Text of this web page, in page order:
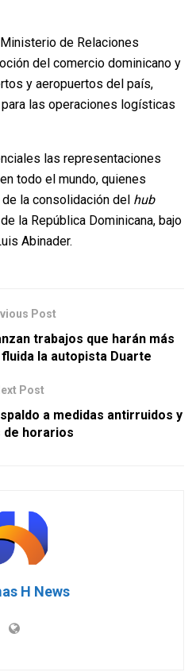
de Relaciones
del comercio dominicano y
y aeropuertos del país,
las operaciones logísticas
las representaciones
todo el mundo, quienes
la consolidación del hub
la República Dominicana, bajo
Abinader.
Post
trabajos que harán más
la autopista Duarte
Post
a medidas antirruidos y
de horarios
H News